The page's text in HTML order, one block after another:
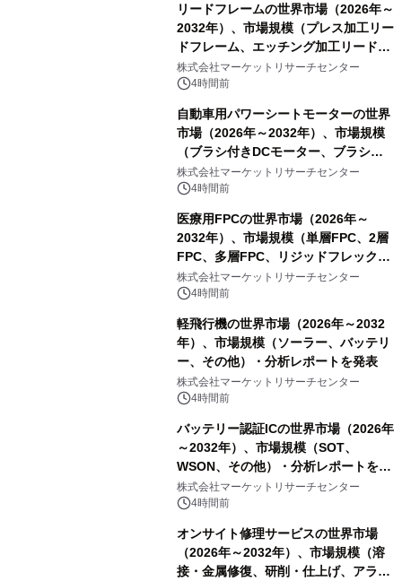
リードフレームの世界市場（2026年～
2032年）、市場規模（プレス加工リー
ドフレーム、エッチング加工リードフ
レーム）・分析レポートを発表
株式会社マーケットリサーチセンター
4時間前
自動車用パワーシートモーターの世界
市場（2026年～2032年）、市場規模
（ブラシ付きDCモーター、ブラシレ
スDCモーター）・分析レポートを発
表
株式会社マーケットリサーチセンター
4時間前
医療用FPCの世界市場（2026年～
2032年）、市場規模（単層FPC、2層
FPC、多層FPC、リジッドフレックス
PCB）・分析レポートを発表
株式会社マーケットリサーチセンター
4時間前
軽飛行機の世界市場（2026年～2032
年）、市場規模（ソーラー、バッテリ
ー、その他）・分析レポートを発表
株式会社マーケットリサーチセンター
4時間前
バッテリー認証ICの世界市場（2026年
～2032年）、市場規模（SOT、
WSON、その他）・分析レポートを発
表
株式会社マーケットリサーチセンター
4時間前
オンサイト修理サービスの世界市場
（2026年～2032年）、市場規模（溶
接・金属修復、研削・仕上げ、アライ